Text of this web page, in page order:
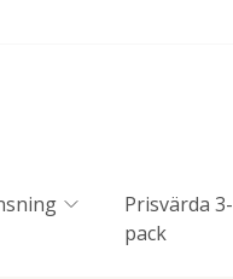
Prisvärda 3-
pack